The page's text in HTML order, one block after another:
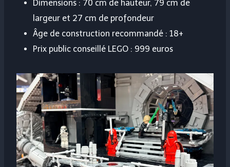
Dimensions : 70 cm de hauteur, 79 cm de
largeur et 27 cm de profondeur
Âge de construction recommandé : 18+
Prix ​​public conseillé LEGO : 999 euros